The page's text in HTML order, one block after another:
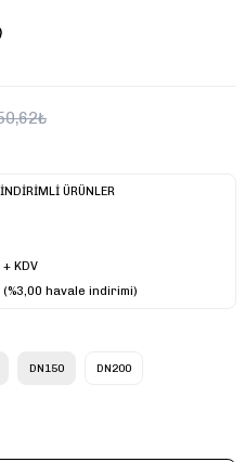
İNDİRİMLİ ÜRÜNLER
KDV
(%3,00 havale indirimi)
DN150 DN200